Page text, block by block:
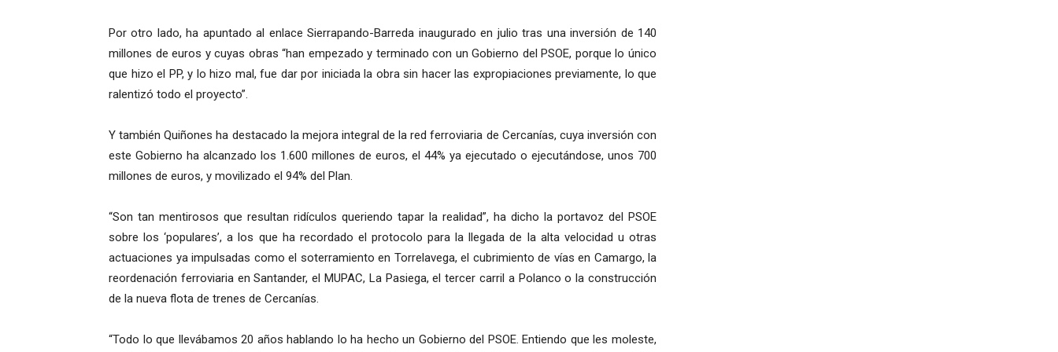
Por otro lado, ha apuntado al enlace Sierrapando-Barreda inaugurado en julio tras una inversión de 140
millones de euros y cuyas obras “han empezado y terminado con un Gobierno del PSOE, porque lo único
que hizo el PP, y lo hizo mal, fue dar por iniciada la obra sin hacer las expropiaciones previamente, lo que
ralentizó todo el proyecto”.
Y también Quiñones ha destacado la mejora integral de la red ferroviaria de Cercanías, cuya inversión con
este Gobierno ha alcanzado los 1.600 millones de euros, el 44% ya ejecutado o ejecutándose, unos 700
millones de euros, y movilizado el 94% del Plan.
“Son tan mentirosos que resultan ridículos queriendo tapar la realidad”, ha dicho la portavoz del PSOE
sobre los ‘populares’, a los que ha recordado el protocolo para la llegada de la alta velocidad u otras
actuaciones ya impulsadas como el soterramiento en Torrelavega, el cubrimiento de vías en Camargo, la
reordenación ferroviaria en Santander, el MUPAC, La Pasiega, el tercer carril a Polanco o la construcción
de la nueva flota de trenes de Cercanías.
“Todo lo que llevábamos 20 años hablando lo ha hecho un Gobierno del PSOE. Entiendo que les moleste,